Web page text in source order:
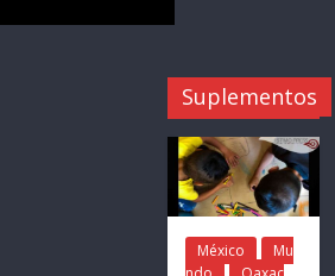
Suplementos
México
Mu